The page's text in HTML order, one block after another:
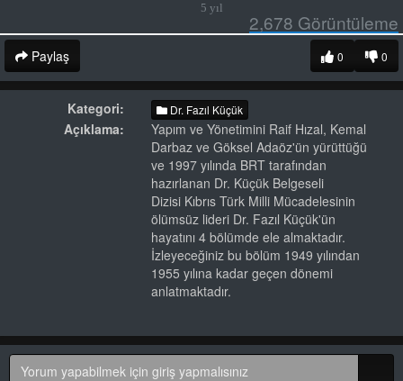
5 yıl
2,678 Görüntüleme
Paylaş 0
0
Kategori: Dr. Fazıl Küçük
Açıklama:
Yapım ve Yönetimini Raif Hızal, Kemal
Darbaz ve Göksel Adaöz'ün yürüttüğü
ve 1997 yılında BRT tarafından
hazırlanan Dr. Küçük Belgeseli
Dizisi Kıbrıs Türk Milli Mücadelesinin
ölümsüz lideri Dr. Fazıl Küçük'ün
hayatını 4 bölümde ele almaktadır.
İzleyeceğiniz bu bölüm 1949 yılından
1955 yılına kadar geçen dönemi
anlatmaktadır.